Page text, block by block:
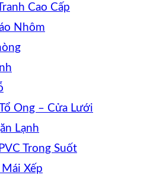
Cao Cấp
Nhôm
Ong – Cửa Lưới
Lạnh
Trong Suốt
Xếp